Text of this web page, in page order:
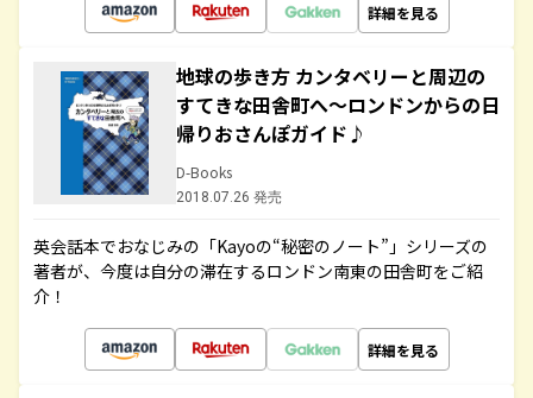
詳細を見る
地球の歩き方 カンタベリーと周辺の
すてきな田舎町へ～ロンドンからの日
帰りおさんぽガイド♪
D-Books
2018.07.26 発売
英会話本でおなじみの「Kayoの“秘密のノート”」シリーズの
著者が、今度は自分の滞在するロンドン南東の田舎町をご紹
介！
詳細を見る